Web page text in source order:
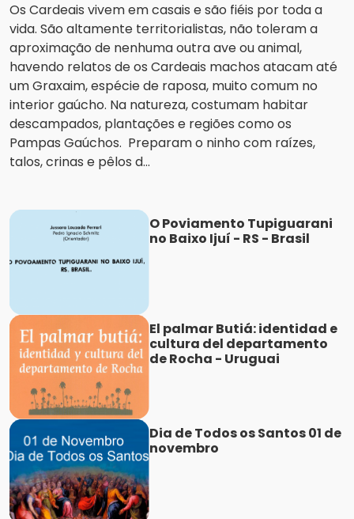
Os Cardeais vivem em casais e são fiéis por toda a
vida. São altamente territorialistas, não toleram a
aproximação de nenhuma outra ave ou animal,
havendo relatos de os Cardeais machos atacam até
um Graxaim, espécie de raposa, muito comum no
interior gaúcho. Na natureza, costumam habitar
descampados, plantações e regiões como os
Pampas Gaúchos. Preparam o ninho com raízes,
talos, crinas e pêlos d...
O Poviamento Tupiguarani
no Baixo Ijuí - RS - Brasil
El palmar Butiá: identidad e
cultura del departamento
de Rocha - Uruguai
Dia de Todos os Santos 01 de
novembro